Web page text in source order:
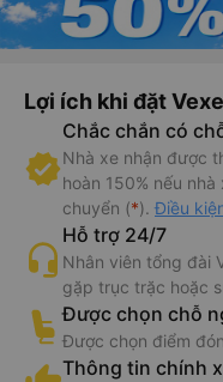
Lợi ích khi đặt
Chắc chắn có
Nhà xe nhận được
hoàn 150% nếu
chuyển (*). Điều
Hỗ trợ 24/7
Nhân viên tổng đài
gặp trục trặc hoặc
Được chọn chỗ
Được chọn điểm
Thông tin chính